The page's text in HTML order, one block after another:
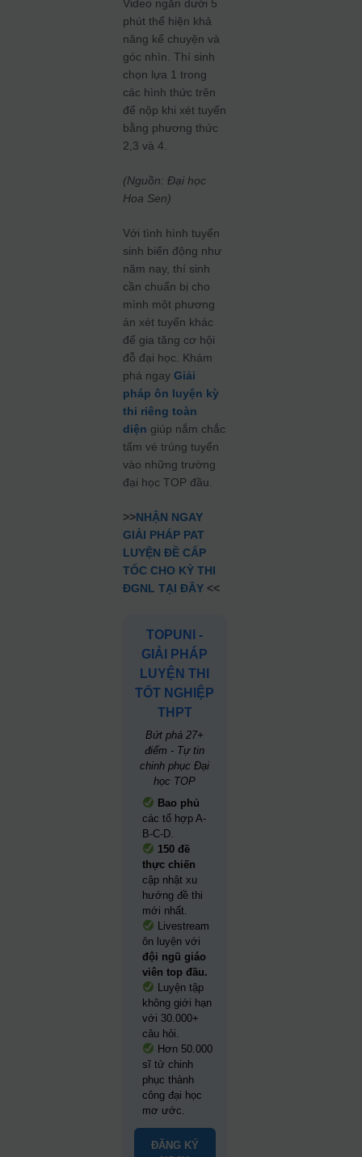
Video ngắn dưới 5
phút thể hiện khả
năng kể chuyện và
góc nhìn. Thí sinh
chọn lựa 1 trong
các hình thức trên
để nộp khi xét tuyển
bằng phương thức
2,3 và 4.
(Nguồn: Đại học
Hoa Sen)
Với tình hình tuyển
sinh biến động như
năm nay, thí sinh
cần chuẩn bị cho
mình một phương
án xét tuyển khác
để gia tăng cơ hội
đỗ đại học. Khám
phá ngayGiải
pháp ôn luyện kỳ
thi riêng toàn
diện giúp nắm chắc
tấm vé trúng tuyển
vào những trường
đại học TOP đầu.
>>NHẬN NGAY
GIẢI PHÁP PAT
LUYỆN ĐỀ CẤP
TỐC CHO KỲ THI
ĐGNL TẠI ĐÂY <<
TOPUNI -
GIẢI PHÁP
LUYỆN THI
TỐT NGHIỆP
THPT
Bứt phá 27+
điểm - Tự tin
chinh phục Đại
học TOP
Bao phủ
các tổ hợp A-
B-C-D.
150 đề
thực chiến
cập nhật xu
hướng đề thi
mới nhất.
Livestream
ôn luyện với
đội ngũ giáo
viên top đầu.
Luyện tập
không giới hạn
với 30.000+
câu hỏi.
Hơn 50.000
sĩ tử chinh
phục thành
công đại học
mơ ước.
ĐĂNG KÝ